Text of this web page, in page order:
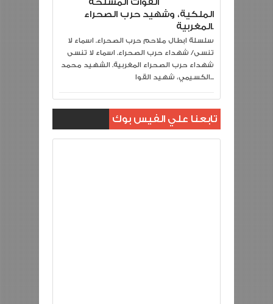
الملكية، وشهيد حرب الصحراء
المغربية.
تنسى/ شهداء حرب الصحراء. اسماء لا تنسى
شهداء حرب الصحراء المغربية. الشهيد محمد
الكسيمي، شهيد القوا...
تابعنا علي الفيس بوك